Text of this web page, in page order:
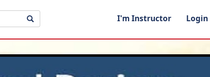
I'm Instructor Login